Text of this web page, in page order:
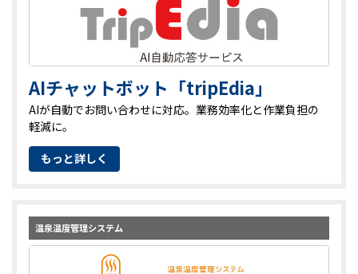
AIチャットボット「tripEdia」
AIが自動でお問い合わせに対応。業務効率化と作業負担の
軽減に。
もっと詳しく
温泉温度管理システム